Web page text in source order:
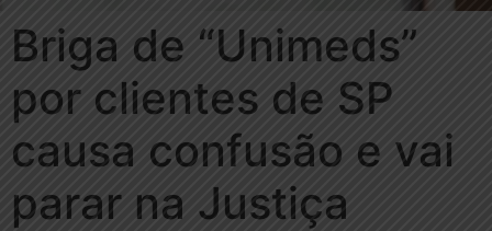
Briga de “Unimeds”
por clientes de SP
causa confusão e vai
parar na Justiça